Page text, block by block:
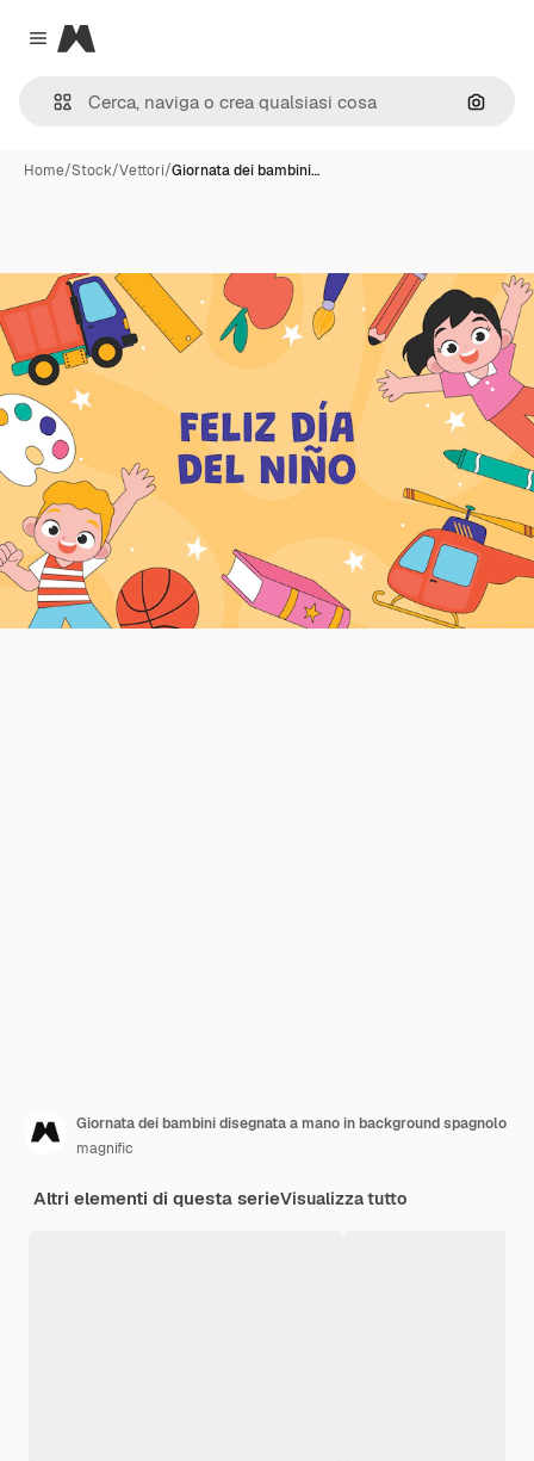
Close menu
Magnific
Cerca
Home/Stock/Vettori/Giornata dei bambini…
Giornata dei bambini disegnata a mano in background spagnolo
magnific
Altri elementi di questa serieVisualizza tutto